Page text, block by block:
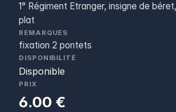
1° Régiment Etranger, insigne de
plat
REMARQUES
fixation 2 pontets
DISPONIBILITÉ
Disponible
PRIX
6.00 €